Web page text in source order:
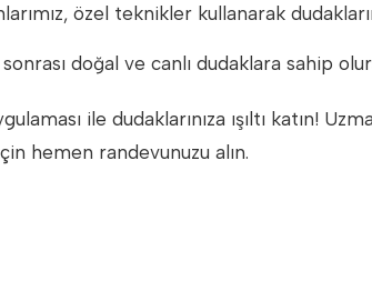
özel teknikler kullanarak
doğal ve canlı dudaklara sahip
ile dudaklarınıza ışıltı katın!
hemen randevunuzu alın.